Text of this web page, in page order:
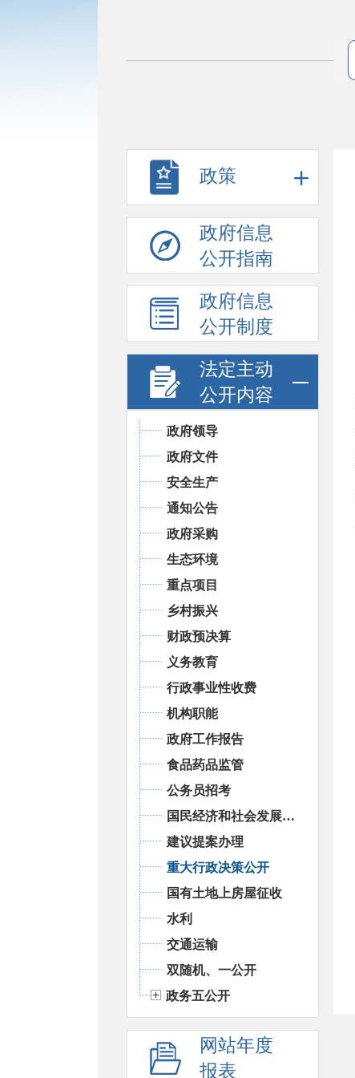
政策
政府信息
公开指南
政府信息
公开制度
法定主动
公开内容
政府领导
政府文件
安全生产
通知公告
政府采购
生态环境
重点项目
乡村振兴
财政预决算
义务教育
行政事业性收费
机构职能
政府工作报告
食品药品监管
公务员招考
国民经济和社会发展统计信息
建议提案办理
重大行政决策公开
国有土地上房屋征收
水利
交通运输
双随机、一公开
政务五公开
网站年度
报表